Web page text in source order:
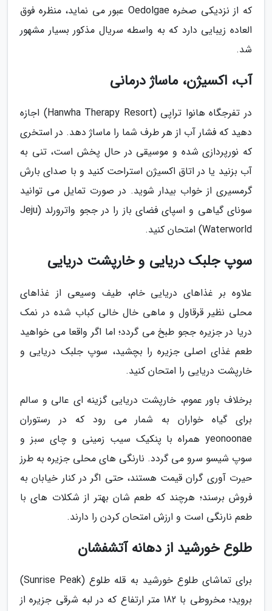
که از نزدیکی صخره Oedolgae عبور می نماید، منظره فوق
العاده زیبایی دارد که به واسطه سریال مذکور بسیار مشهور
شد.
آب، اکسیژن، ماساژ درمانی
در تفرجگاه هانوا تراپی (Hanwha Therapy Resort) اجازه
دهید که فشار آب از هر طرف شما را ماساژ دهد. در استخری
که نورپردازی شده و موسیقی در حال پخش است، تنی به
آب بزنید یا در اتاق اکسیژن استراحت کنید و با صدای بارش
گرمسیری از خواب بیدار شوید. در صورت تمایل می توانید
سونای گیاهی و اسپای فضای باز را در ججو واترورلد (Jeju
Waterworld) امتحان کنید.
سوپ جلبک دریایی و خارپشت دریایی
علاوه بر غذاهای دریایی خام، طیف وسیعی از غذاهای
محلی نظیر قرقاول و ماهی خال خالی کباب شده در نمک
دریا در جزیره ججو طبخ می گردد؛ اما اگر واقعا می خواهید
طعم غذای اصلی جزیره را بچشید، سوپ جلبک دریایی و
خارپشت دریایی را امتحان کنید.
برخلاف باور عموم، خارپشت دریایی گزینه ای عالی و سالم
برای گیاه خواران به شمار می رود که در رستوران
yeonoonae همراه با پنکیک سیب زمینی و چای سبز و
سوپ شیسو سرو می گردد. نارنگی های محلی جزیره به طرز
حیرت آوری گران قیمت هستند، حتی اگر در کنار خیابان به
فروش برسند؛ هرچند که طعم شان بهتر از شکلات های با
طعم نارنگی است و ارزش امتحان کردن را دارند.
طلوع خورشید از دهانه آتشفشان
برای تماشای طلوع خورشید به قله طلوع (Sunrise Peak)
بروید؛ مخروطی با 182 متر ارتفاع که در لبه شرقی جزیره از